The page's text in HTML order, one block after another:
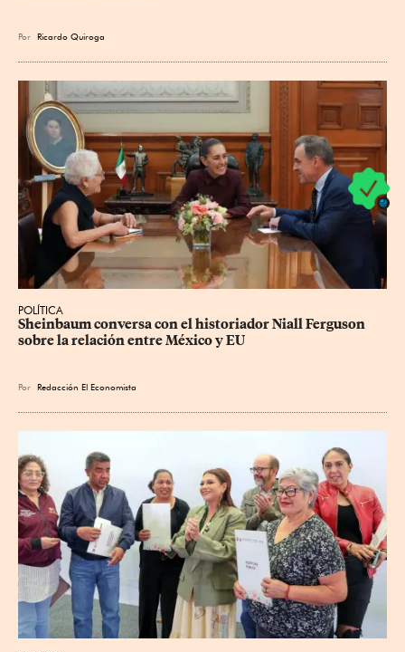
Por Ricardo Quiroga
POLÍTICA
Sheinbaum conversa con el historiador Niall Ferguson
sobre la relación entre México y EU
Por Redacción El Economista